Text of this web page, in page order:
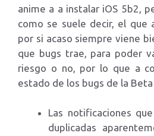
anime a a instalar iOS 5b2,
como se suele decir, el que
por si acaso siempre viene
que bugs trae, para poder
riesgo o no, por lo que a
estado de los bugs de la
Las notificaciones
duplicadas